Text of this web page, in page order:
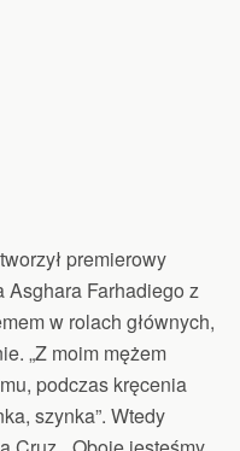
premierowy
Asghara Farhadiego z
w rolach głównych,
„Z moim mężem
podczas kręcenia
szynka”. Wtedy